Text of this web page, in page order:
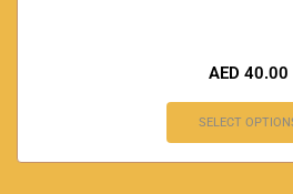
AED 40.00
SELECT